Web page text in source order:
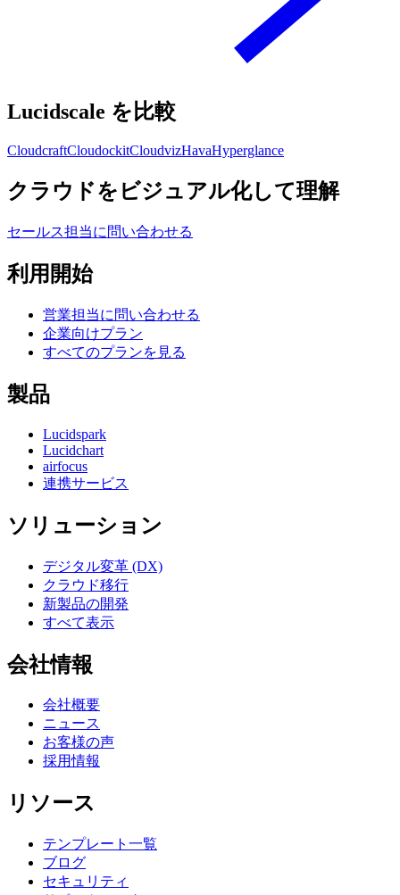
Lucidscale を比較
CloudcraftCloudockitCloudvizHavaHyperglance
クラウドをビジュアル化して理解
セールス担当に問い合わせる
利用開始
営業担当に問い合わせる
企業向けプラン
すべてのプランを見る
製品
Lucidspark
Lucidchart
airfocus
連携サービス
ソリューション
デジタル変革 (DX)
クラウド移行
新製品の開発
すべて表示
会社情報
会社概要
ニュース
お客様の声
採用情報
リソース
テンプレート一覧
ブログ
セキュリティ